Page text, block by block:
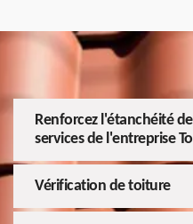
Renforcez l'étanchéité
services de l'entreprise
Vérification de toiture